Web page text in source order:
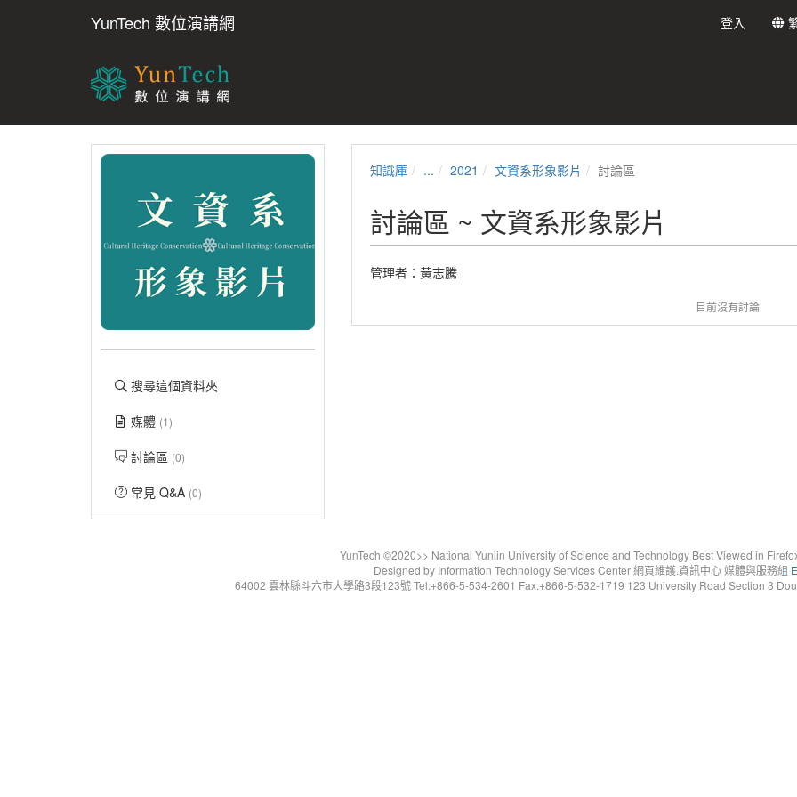
YunTech 數位演講網 登入
搜尋這個資料夾
媒體 (1)
討論區 (0)
常見 Q&A (0)
知識庫 ... 2021 文資系形象影片 討論區
討論區 ~ 文資系形象影片
管理者：黃志騰
目前沒有討論
YunTech ©2020>> National Yunlin University of Science and Technology Best Viewed in
Designed by Information Technology Services Center 網頁維護.資訊中心 媒體與服務組
64002 雲林縣斗六市大學路3段123號 Tel:+866-5-534-2601 Fax:+866-5-532-1719 123 University Road Section 3